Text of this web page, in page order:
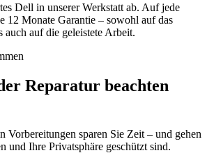
Dell in unserer Werkstatt ab. Auf jede
12 Monate Garantie – sowohl auf das
auch auf die geleistete Arbeit.
Reparatur beachten
Vorbereitungen sparen Sie Zeit – und gehen
und Ihre Privatsphäre geschützt sind.